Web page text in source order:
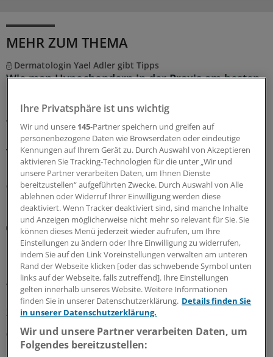
MEHR ZUM THEMA
Dermatologin Yael Adler gibt Tipps
Wie man Hypochondern in der Praxis am besten
Hypochonder sind für jede Praxis eine Herausforderung.
Wie man sie kommunikativ auffängt und wie man die
Balance zwischen guter Versorgung und Vermeidung
von Überdiagnostik wahrt, erklärt KolleginYael Adlerim
Interview.
09.08.2026
Notfallversorgung
Neuer Bereitschaftsdienst in Nordrhein ist ein
Erfolgsmodell
In nur zwölf Stunden waren die 6.000 Fahrdienste
vergeben: Der neu strukturierte ärztliche
Bereitschaftsdienst in Nordrhein wird gut angenommen.
Zuständig sind spezielle Kooperationsmediziner.
07.08.2026
Ihre Privatsphäre ist uns wichtig
Wir und unsere 145-Partner speichern und greifen auf
personenbezogene Daten wie Browserdaten oder eindeutige
Kennungen auf Ihrem Gerät zu. Durch Auswahl von Akzeptieren
aktivieren Sie Tracking-Technologien für die unter „Wir und
unsere Partner verarbeiten Daten, um Ihnen Dienste
bereitzustellen“ aufgeführten Zwecke. Durch Auswahl von Alle
ablehnen oder Widerruf Ihrer Einwilligung werden diese
deaktiviert. Wenn Tracker deaktiviert sind, sind manche Inhalte
und Anzeigen möglicherweise nicht mehr so relevant für Sie. Sie
können dieses Menü jederzeit wieder aufrufen, um Ihre
Einstellungen zu ändern oder Ihre Einwilligung zu widerrufen,
indem Sie auf den Link Voreinstellungen verwalten am unteren
Rand der Webseite klicken [oder das schwebende Symbol unten
links auf der Webseite, falls zutreffend]. Ihre Einstellungen
gelten innerhalb unseres Website. Weitere Informationen
finden Sie in unserer Datenschutzerklärung. Details finden Sie
in unserer Datenschutzerklärung.
Wir und unsere Partner verarbeiten Daten, um
Folgendes bereitzustellen: